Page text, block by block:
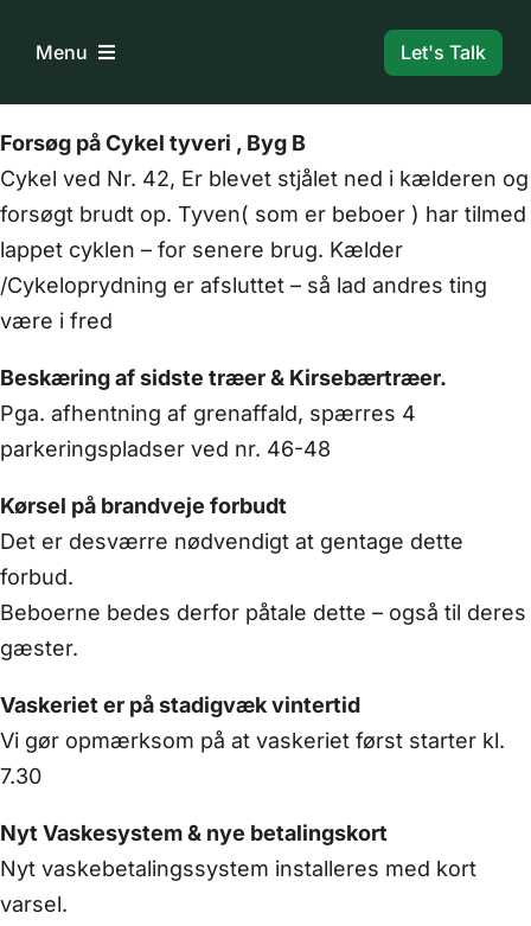
Menu
Forside
Bestyrelse
Dokumenter
Information
Boligreglement
Let's Talk
Forsøg på Cykel tyveri , Byg B
Cykel ved Nr. 42, Er blevet stjålet ned i kælderen og
forsøgt brudt op. Tyven( som er beboer ) har tilmed
lappet cyklen – for senere brug. Kælder
/Cykeloprydning er afsluttet – så lad andres ting
være i fred
Beskæring af sidste træer & Kirsebærtræer.
Pga. afhentning af grenaffald, spærres 4
parkeringspladser ved nr. 46-48
Kørsel på brandveje forbudt
Det er desværre nødvendigt at gentage dette
forbud.
Beboerne bedes derfor påtale dette – også til deres
gæster.
Vaskeriet er på stadigvæk vintertid
Vi gør opmærksom på at vaskeriet først starter kl.
7.30
Nyt Vaskesystem & nye betalingskort
Nyt vaskebetalingssystem installeres med kort
varsel.